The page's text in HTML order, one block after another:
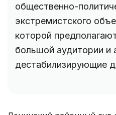
общественно-
экстремистского
которой
большой аудитории и
дестабилизирующие